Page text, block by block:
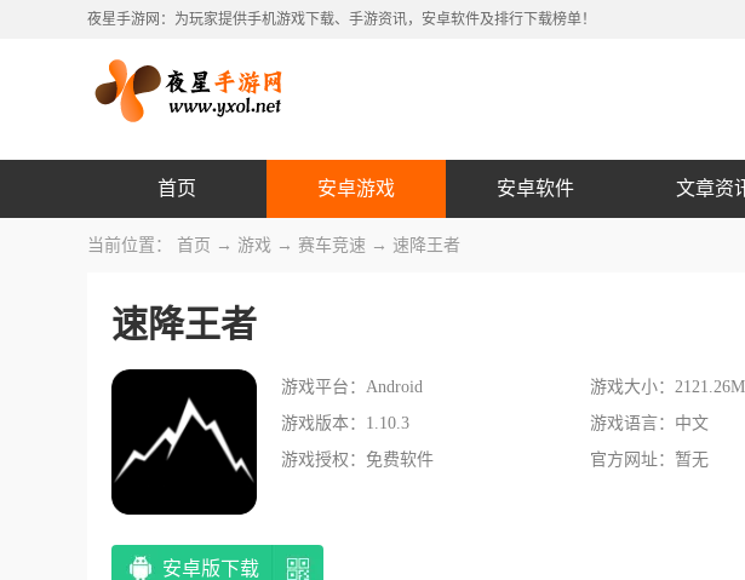
夜星手游网：为玩家提供手机游戏下载、手游资讯，安卓软件及排行下载榜单！
首页 安卓游戏 安卓软件 文章资
当前位置： 首页 → 游戏 → 赛车竞速 → 速降王者
速降王者
游戏平台：Android 游戏大小：2121.26M
游戏版本：1.10.3
游戏语言：中文
游戏授权：免费软件
官方网址：暂无
安卓版下载